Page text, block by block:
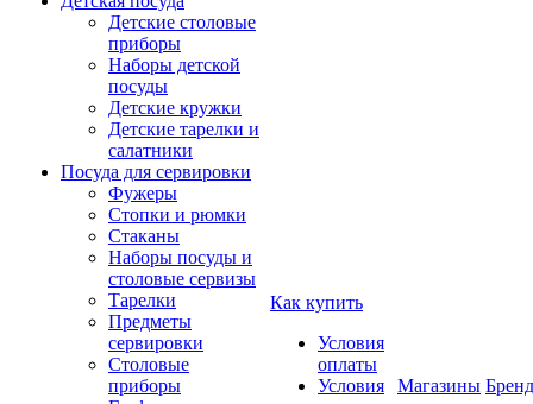
Детские столовые
приборы
Наборы детской
посуды
Детские кружки
Детские тарелки и
салатники
Посуда для сервировки
Фужеры
Стопки и рюмки
Стаканы
Наборы посуды и
столовые сервизы
Тарелки
Предметы
сервировки
Столовые
приборы
Как купить
Условия
оплаты
Условия
Магазины